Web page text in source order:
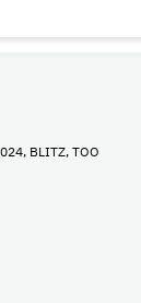
BLITZ, TOO